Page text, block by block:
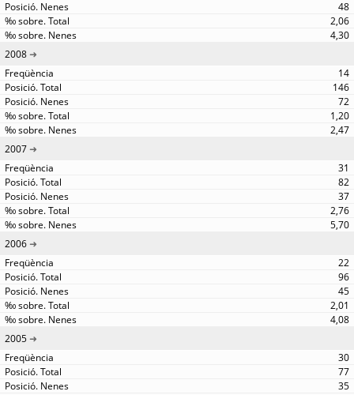
48
2,06
4,30
2008
14
146
72
1,20
2,47
2007
31
82
37
2,76
5,70
2006
22
96
45
2,01
4,08
2005
30
77
35